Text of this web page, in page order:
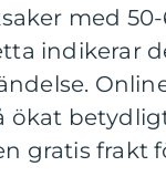
med
indikerar
ökat
gratis frakt